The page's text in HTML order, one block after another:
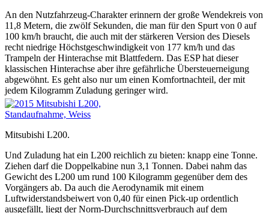
An den Nutzfahrzeug-Charakter erinnern der große Wendekreis von
11,8 Metern, die zwölf Sekunden, die man für den Spurt von 0 auf
100 km/h braucht, die auch mit der stärkeren Version des Diesels
recht niedrige Höchstgeschwindigkeit von 177 km/h und das
Trampeln der Hinterachse mit Blattfedern. Das ESP hat dieser
klassischen Hinterachse aber ihre gefährliche Übersteuerneigung
abgewöhnt. Es geht also nur um einen Komfortnachteil, der mit
jedem Kilogramm Zuladung geringer wird.
Mitsubishi L200.
Und Zuladung hat ein L200 reichlich zu bieten: knapp eine Tonne.
Ziehen darf die Doppelkabine nun 3,1 Tonnen. Dabei nahm das
Gewicht des L200 um rund 100 Kilogramm gegenüber dem des
Vorgängers ab. Da auch die Aerodynamik mit einem
Luftwiderstandsbeiwert von 0,40 für einen Pick-up ordentlich
ausgefällt, liegt der Norm-Durchschnittsverbrauch auf dem